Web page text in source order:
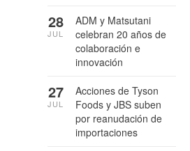
ADM y Matsutani
celebran 20 años de
colaboración e
innovación
28
JUL
Acciones de Tyson
Foods y JBS suben
por reanudación de
importaciones
27
JUL